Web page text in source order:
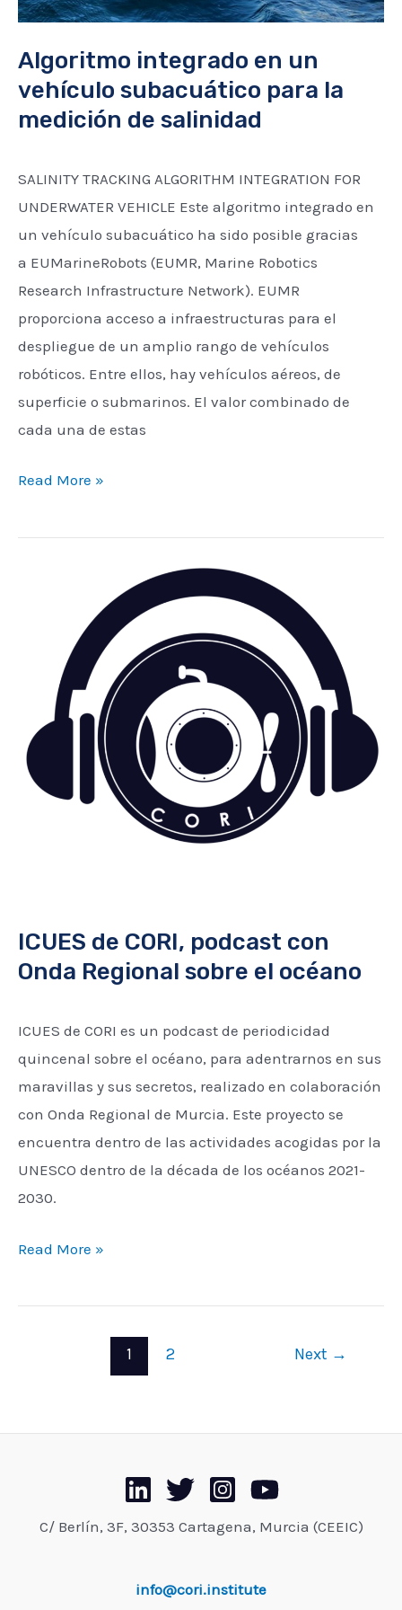
Algoritmo integrado en un
vehículo subacuático para la
medición de salinidad
SALINITY TRACKING ALGORITHM INTEGRATION FOR
UNDERWATER VEHICLE Este algoritmo integrado en
un vehículo subacuático ha sido posible gracias
a EUMarineRobots (EUMR, Marine Robotics
Research Infrastructure Network). EUMR
proporciona acceso a infraestructuras para el
despliegue de un amplio rango de vehículos
robóticos. Entre ellos, hay vehículos aéreos, de
superficie o submarinos. El valor combinado de
cada una de estas
Read More »
ICUES de CORI, podcast con
Onda Regional sobre el océano
ICUES de CORI es un podcast de periodicidad
quincenal sobre el océano, para adentrarnos en sus
maravillas y sus secretos, realizado en colaboración
con Onda Regional de Murcia. Este proyecto se
encuentra dentro de las actividades acogidas por la
UNESCO dentro de la década de los océanos 2021-
2030.
Regional
sobre
el
océano
Read More »
1 2 Next →
C/ Berlín, 3F, 30353 Cartagena, Murcia (CEEIC)
info@cori.institute